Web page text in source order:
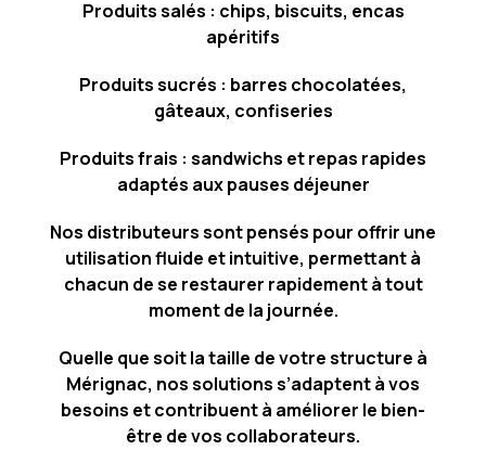
Produits salés : chips, biscuits, encas
apéritifs
Produits sucrés : barres chocolatées,
gâteaux, confiseries
Produits frais : sandwichs et repas rapides
adaptés aux pauses déjeuner
Nos distributeurs sont pensés pour offrir une
utilisation fluide et intuitive, permettant à
chacun de se restaurer rapidement à tout
moment de la journée.
Quelle que soit la taille de votre structure à
Mérignac, nos solutions s’adaptent à vos
besoins et contribuent à améliorer le bien-
être de vos collaborateurs.